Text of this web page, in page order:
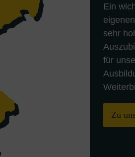
Ein
sehr
für
Zu